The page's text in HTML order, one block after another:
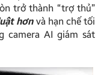
trở thành “trợ thủ”
hơnvà hạn chế tối
camera AI giám sát